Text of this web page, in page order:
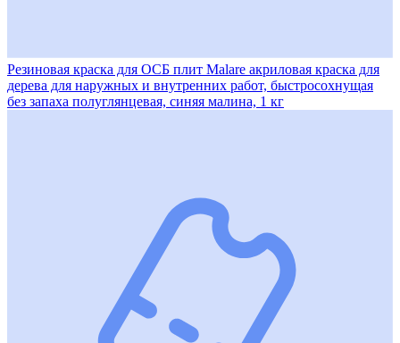
Резиновая краска для ОСБ плит Malare акриловая краска для
дерева для наружных и внутренних работ, быстросохнущая
без запаха полуглянцевая, синяя малина, 1 кг